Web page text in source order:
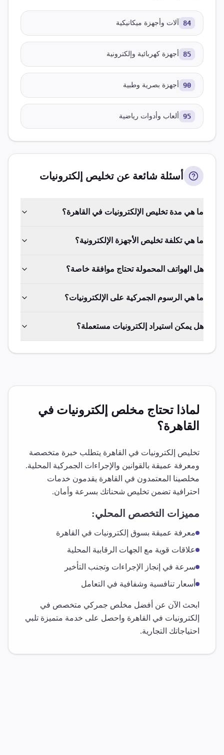
84 آلات وأجهزة ميكانيكية
85 أجهزة كهربائية وإلكترونية
90 أجهزة بصرية وطبية
95 ألعاب وأدوات رياضية
أسئلة شائعة عن تخليص إلكترونيات
ما هي مدة تخليص الإلكترونيات في القاهرة؟
ما هي تكلفة تخليص الأجهزة الإلكترونية؟
هل الهواتف المحمولة تحتاج موافقة خاصة؟
ما هي الرسوم الجمركية على الإلكترونيات؟
هل يمكن استيراد إلكترونيات مستعملة؟
لماذا تحتاج مخلص إلكترونيات في
القاهرة؟
تخليص إلكترونيات في القاهرة يتطلب خبرة متخصصة
ومعرفة عميقة بالقوانين والإجراءات الجمركية المحلية.
مخلصينا المعتمدون في القاهرة يقدمون خدمات
احترافية تضمن تخليص شحناتك بسرعة وأمان.
مميزات التخصص المحلي:
معرفة عميقة بسوق إلكترونيات في القاهرة
علاقات قوية مع الجهات الرقابية المحلية
سرعة في إنجاز الإجراءات وتجنب التأخير
أسعار تنافسية وشفافية في التعامل
ابحث الآن عن أفضل مخلص جمركي متخصص في
إلكترونيات في القاهرة واحصل على خدمة متميزة تلبي
احتياجاتك التجارية.